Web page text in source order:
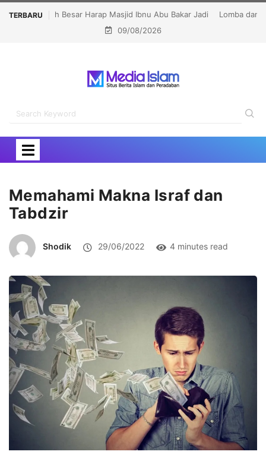
TERBARU
Lomba dan Karnaval HUT RI Jangan Jadi Ajang Judi
dan Kampanye LGBT
09/08/2026
Memahami Makna Israf dan
Tabdzir
Shodik 29/06/2022 4 minutes read